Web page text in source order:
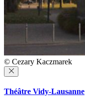
© Cezary Kaczmarek
Théâtre Vidy-Lausanne